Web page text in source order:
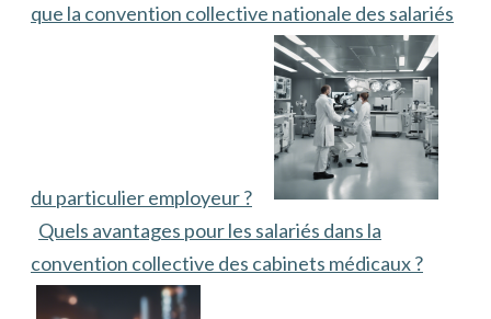
que la convention collective nationale des salariés
du particulier employeur ?
Quels avantages pour les salariés dans la
convention collective des cabinets médicaux ?